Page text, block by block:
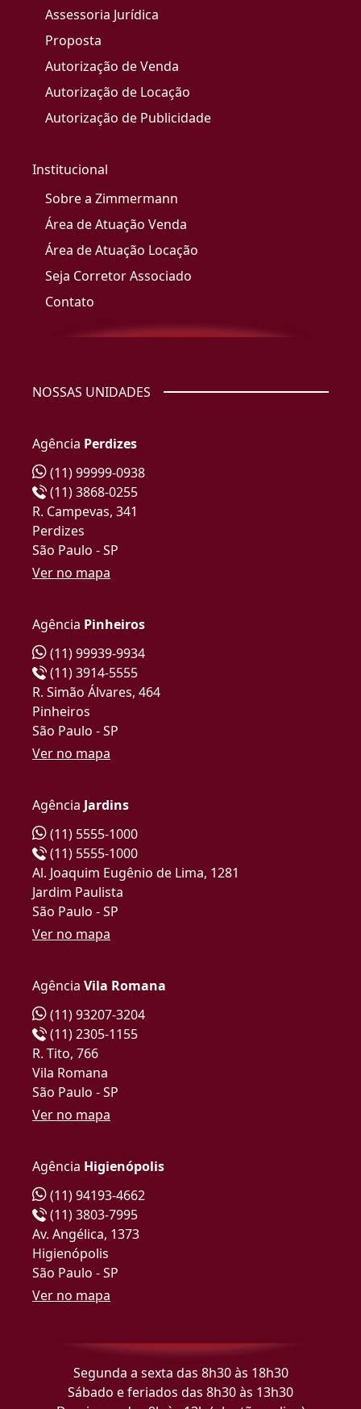
Assessoria Jurídica
Proposta
Autorização de Venda
Autorização de Locação
Autorização de Publicidade
Institucional
Sobre a Zimmermann
Área de Atuação Venda
Área de Atuação Locação
Seja Corretor Associado
Contato
NOSSAS UNIDADES
Agência Perdizes
(11) 99999-0938
(11) 3868-0255
R. Campevas, 341
Perdizes
São Paulo - SP
Ver no mapa
Agência Pinheiros
(11) 99939-9934
(11) 3914-5555
R. Simão Álvares, 464
Pinheiros
São Paulo - SP
Ver no mapa
Agência Jardins
(11) 5555-1000
(11) 5555-1000
Al. Joaquim Eugênio de Lima, 1281
Jardim Paulista
São Paulo - SP
Ver no mapa
Agência Vila Romana
(11) 93207-3204
(11) 2305-1155
R. Tito, 766
Vila Romana
São Paulo - SP
Ver no mapa
Agência Higienópolis
(11) 94193-4662
(11) 3803-7995
Av. Angélica, 1373
Higienópolis
São Paulo - SP
Ver no mapa
Segunda a sexta das 8h30 às 18h30
Sábado e feriados das 8h30 às 13h30